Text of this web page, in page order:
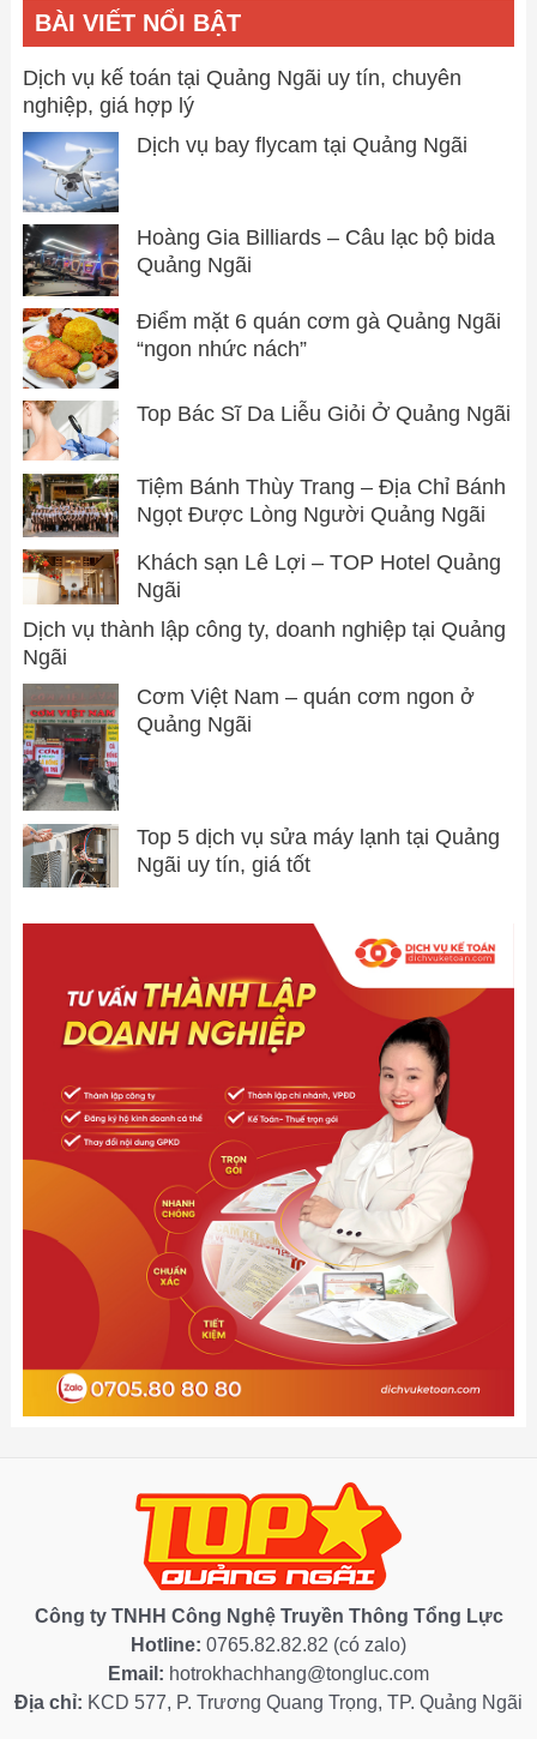
BÀI VIẾT NỔI BẬT
Dịch vụ kế toán tại Quảng Ngãi uy tín, chuyên
nghiệp, giá hợp lý
Dịch vụ bay flycam tại Quảng Ngãi
Hoàng Gia Billiards – Câu lạc bộ bida
Quảng Ngãi
Điểm mặt 6 quán cơm gà Quảng Ngãi
“ngon nhức nách”
Top Bác Sĩ Da Liễu Giỏi Ở Quảng Ngãi
Tiệm Bánh Thùy Trang – Địa Chỉ Bánh
Ngọt Được Lòng Người Quảng Ngãi
Khách sạn Lê Lợi – TOP Hotel Quảng
Ngãi
Dịch vụ thành lập công ty, doanh nghiệp tại Quảng
Ngãi
Cơm Việt Nam – quán cơm ngon ở
Quảng Ngãi
Top 5 dịch vụ sửa máy lạnh tại Quảng
Ngãi uy tín, giá tốt
Công ty TNHH Công Nghệ Truyền Thông Tổng Lực
Hotline: 0765.82.82.82 (có zalo)
Email: hotrokhachhang@tongluc.com
Địa chỉ: KCD 577, P. Trương Quang Trọng, TP. Quảng Ngãi